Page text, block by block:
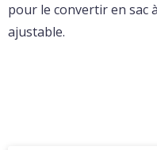
pour le convertir en sac
ajustable.